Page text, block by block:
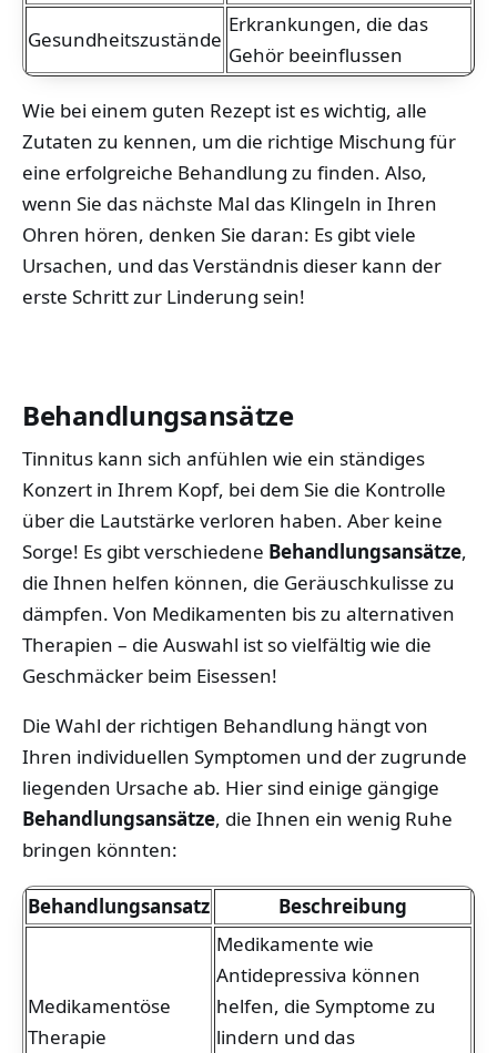
Gesundheitszustände
Erkrankungen, die das
Gehör beeinflussen
Wie bei einem guten Rezept ist es wichtig, alle
Zutaten zu kennen, um die richtige Mischung für
eine erfolgreiche Behandlung zu finden. Also,
wenn Sie das nächste Mal das Klingeln in Ihren
Ohren hören, denken Sie daran: Es gibt viele
Ursachen, und das Verständnis dieser kann der
erste Schritt zur Linderung sein!
Behandlungsansätze
Tinnitus kann sich anfühlen wie ein ständiges
Konzert in Ihrem Kopf, bei dem Sie die Kontrolle
über die Lautstärke verloren haben. Aber keine
Sorge! Es gibt verschiedene Behandlungsansätze,
die Ihnen helfen können, die Geräuschkulisse zu
dämpfen. Von Medikamenten bis zu alternativen
Therapien – die Auswahl ist so vielfältig wie die
Geschmäcker beim Eisessen!
Die Wahl der richtigen Behandlung hängt von
Ihren individuellen Symptomen und der zugrunde
liegenden Ursache ab. Hier sind einige gängige
Behandlungsansätze, die Ihnen ein wenig Ruhe
bringen könnten:
Behandlungsansatz Beschreibung
Medikamentöse
Therapie
Medikamente wie
Antidepressiva können
helfen, die Symptome zu
lindern und das